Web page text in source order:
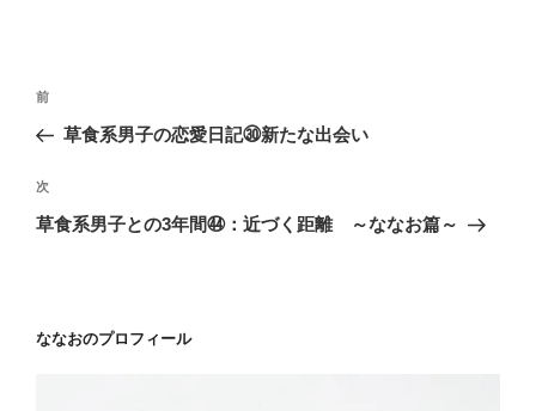
投
ナ
ビ
ゲ
ン
前
の
稿
前
草食系男子の恋愛日記㉚新たな出会い
次
の
次
草食系男子との3年間㊹：近づく距離 ～ななお篇～
ななおのプロフィール